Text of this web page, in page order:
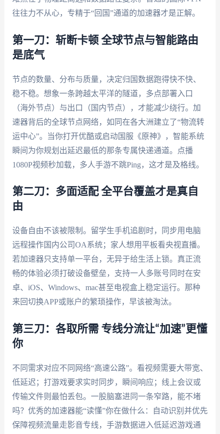
往往力不从心，专精于“回国”通道的加速器才是正解。
第一刀：斩断卡顿 全球节点与智能路由
是底气
节点的数量、分布与质量，决定归国数据跑得快不快、
稳不稳。想象一条跨越太平洋的隧道，多点部署入口
（海外节点）与出口（国内节点），才能减少绕行。加
速器背后的全球节点网络，如同在各大洲建立了“物流转
运中心”。当你打开优酷或启动国服《原神》，智能系统
瞬间为你规划出延迟最低的那条专属快递通道。点播
1080P视频秒加载，多人手游不跳Ping，这才是及格线。
第二刀：多面适配 全平台覆盖才是真自
由
设备自由不该被限制。留学生手机追剧时，同步用电脑
远程操作国内公司OA系统；家人想用平板看央视直播。
若加速器只支持单一平台，无异于给生活上锁。真正流
畅的体验必须打破设备壁垒，支持一人多账号同时在安
卓、iOS、Windows、mac甚至电视盒上稳定运行。那种
来回切换APP或账户的繁琐操作，早该被淘汰。
第三刀：各取所需 专线分流让“加速”更懂
你
不同需求对应不同网络“高速公路”。看视频需要大带宽、
低延迟；打游戏要求实时同步，瞬间响应；线上会议或
传输文件则最怕丢包。一股脑塞进同一条窄路，能不堵
吗？优秀的加速器能“读懂”你在做什么：自动识别并优先
保障视频流量走影音专线，手游数据进入低延迟游戏通